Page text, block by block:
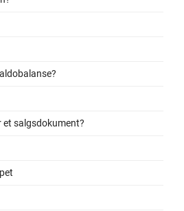
et salgsdokument?